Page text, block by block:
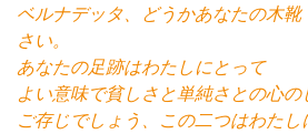
ベルナデッタ、どうかあなたの木
さい。
あなたの足跡はわたしにとって
よい意味で貧しさと単純さとの心の
ご存じでしょう、この二つはわたし